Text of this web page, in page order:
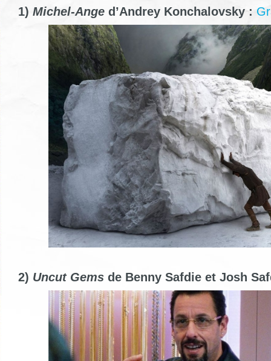
1) Michel-Ange d’Andrey Konchalovsky :
2) Uncut Gems de Benny Safdie et Josh